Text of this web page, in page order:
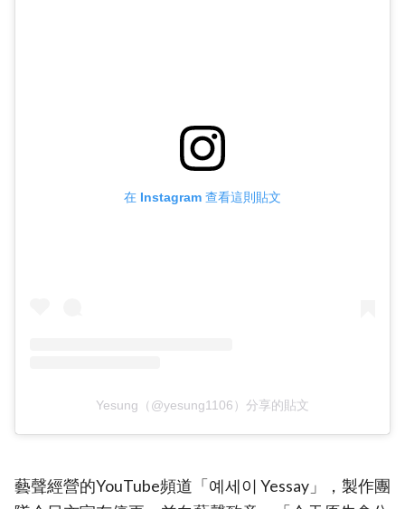
在 Instagram 查看這則貼文
Yesung（@yesung1106）分享的貼文
藝聲經營的YouTube頻道「예세이 Yessay」，製作團